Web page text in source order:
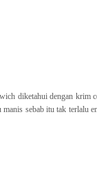
diketahui dengan krim
manis sebab itu tak terlalu